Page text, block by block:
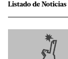
Listado de Noticias